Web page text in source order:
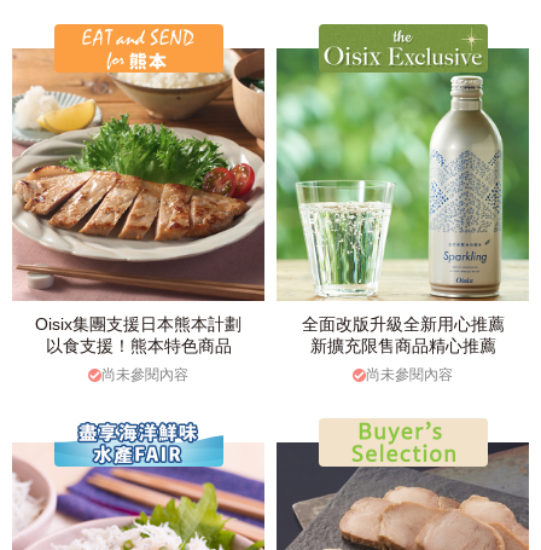
Oisix集團支援日本熊本計劃
以食支援！熊本特色商品
尚未參閱內容
全面改版升級全新用心推薦
新擴充限售商品精心推薦
尚未參閱內容